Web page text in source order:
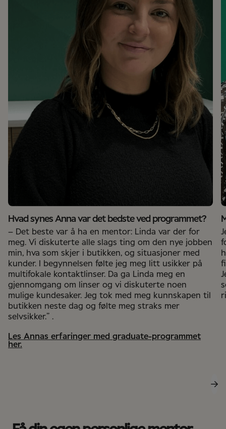
Hvad synes Anna var det bedste ved programmet?
– Det beste var å ha en mentor: Linda var der for
meg. Vi diskuterte alle slags ting om den nye jobben
min, hva som skjer i butikken, og situasjoner med
kunder. I begynnelsen følte jeg meg litt usikker på
multifokale kontaktlinser. Da ga Linda meg en
gjennomgang om linser og vi diskuterte noen
mulige kundesaker. Jeg tok med meg kunnskapen til
butikken neste dag og følte meg straks mer
selvsikker.” .
Les Annas erfaringer med graduate-programmet
her.